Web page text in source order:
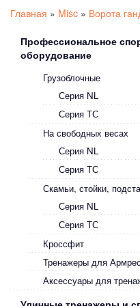
Главная » Misc » Ворота
Профессиональное
оборудование
Грузоблочные
Серия NL
Серия ТС
На свободных весах
Серия NL
Серия ТС
Скамьи, стойки,
Серия NL
Серия ТС
Кроссфит
Тренажеры для
Аксессуары для